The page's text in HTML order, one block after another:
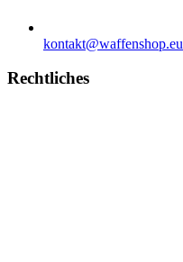
kontakt@waffenshop.eu
Rechtliches